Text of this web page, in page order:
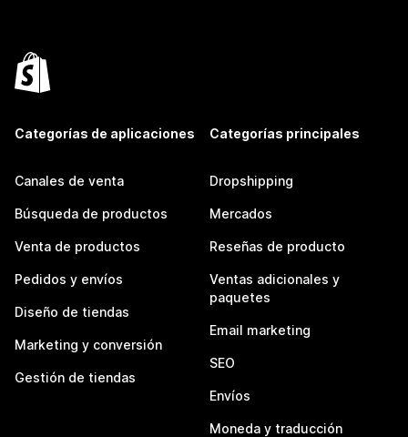
Categorías de aplicaciones
Canales de venta
Búsqueda de productos
Venta de productos
Pedidos y envíos
Diseño de tiendas
Marketing y conversión
Gestión de tiendas
Categorías principales
Dropshipping
Mercados
Reseñas de producto
Ventas adicionales y
paquetes
Email marketing
SEO
Envíos
Moneda y traducción